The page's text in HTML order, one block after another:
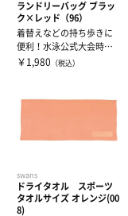
ランドリーバッグ ブラッ
ク×レッド（96）
着替えなどの持ち歩きに
便利！水泳公式大会時、
招集所持ち込みOK。
￥1,980 （税込）
swans
ドライタオル スポーツ
タオルサイズ オレンジ(00
8)